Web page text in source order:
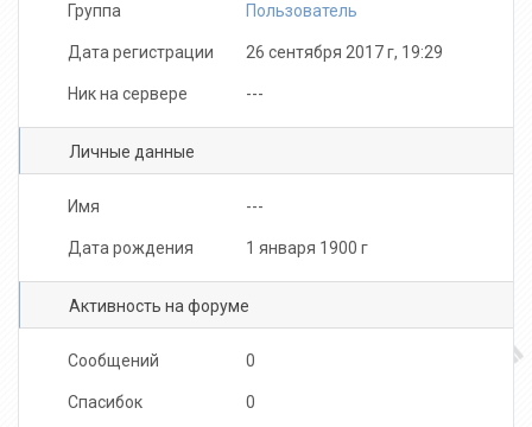
Группа Пользователь
Дата регистрации 26 сентября 2017 г, 19:29
Ник на сервере ---
Личные данные
Имя ---
Дата рождения 1 января 1900 г
Активность на форуме
Сообщений 0
Спасибок 0